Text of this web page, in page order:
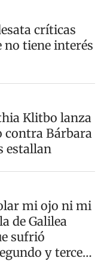
críticas
no tiene interés
Klitbo lanza
contra Bárbara
estallan
mi ojo ni mi
de Galilea
sufrió
y tercer